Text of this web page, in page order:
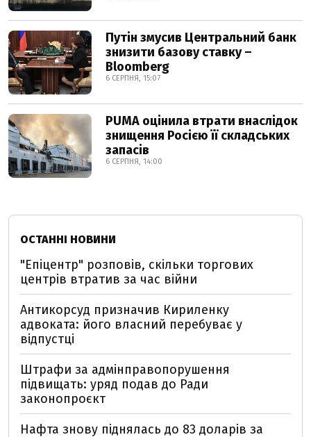
Путін змусив Центральний банк
знизити базову ставку –
Bloomberg
6 СЕРПНЯ, 15:07
PUMA оцінила втрати внаслідок
знищення Росією її складських
запасів
6 СЕРПНЯ, 14:00
ОСТАННІ НОВИНИ
"Епіцентр" розповів, скільки торгових
центрів втратив за час війни
Антикорсуд призначив Кириленку
адвоката: його власний перебуває у
відпустці
Штрафи за адмінправопорушення
підвищать: уряд подав до Ради
законопроєкт
Нафта знову піднялась до 83 доларів за